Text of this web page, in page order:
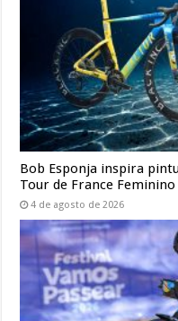
Bob Esponja inspira
Tour de France Feminino
4 de agosto de 2026